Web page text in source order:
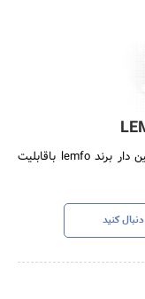
فروش انواع ساعت هوشمند سیم کارت خور دوربین دار برند lemfo باقابلیت
دنبال کنید